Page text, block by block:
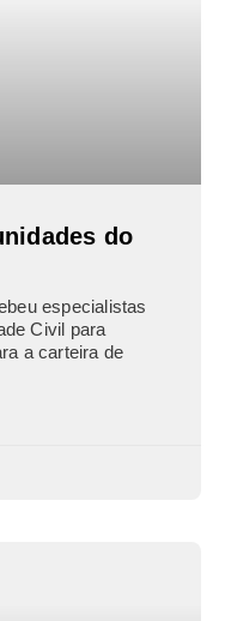
do
especialistas
Civil para
a carteira de